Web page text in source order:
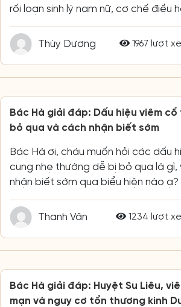
rối loạn sinh lý nam nữ, cơ chế điều
Thùy Dương 1967 lượt
Bác Hà giải đáp: Dấu hiệu viêm
bỏ qua và cách nhận biết sớm
Bác Hà ơi, cháu muốn hỏi các dấu
cung nhẹ thường dễ bị bỏ qua là gì,
nhận biết sớm qua biểu hiện nào ạ?
Thanh Vân 1234 lượt
Bác Hà giải đáp: Huyệt Su Liêu,
mạn và nguy cơ tổn thương kinh